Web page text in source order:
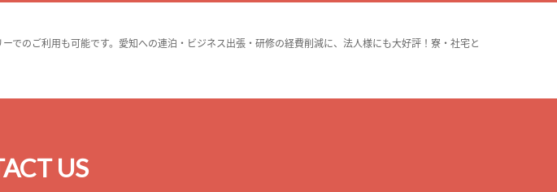
のご利用も可能です。愛知への連泊・ビジネス出張・研修の経費削減に、法人様にも大好評！寮・社宅と
US